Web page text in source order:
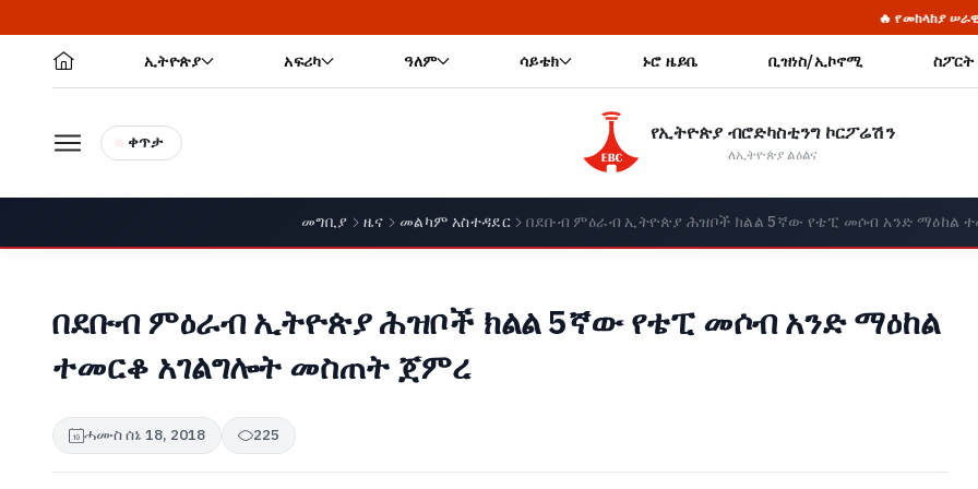
🔥 የመከላከያ ሠራዊት ፋውንዴሽን
ኢትዮጵያ አፍሪካ ዓለም ሳይቴክ ኑሮ ዜይቤ ቢዝነስ/ኢኮኖሚ ስፖርት
ቀጥታ የኢትዮጵያ ብሮድካስቲንግ ኮርፖሬሽን
ለኢትዮጵያ ልዕልና
መግቢያ ዜና መልካም አስተዳደር በደቡብ ምዕራብ ኢትዮጵያ ሕዝቦች ክልል 5ኛው የቴፒ መሶብ አንድ ማዕከል
በደቡብ ምዕራብ ኢትዮጵያ ሕዝቦች ክልል 5ኛው የቴፒ መሶብ አንድ ማዕከል
ተመርቆ አገልግሎት መስጠት ጀምረ
ሓሙስ ሰኔ 18, 2018 225